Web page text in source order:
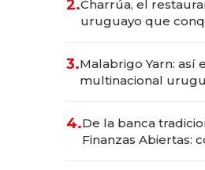
millones
2.Charrúa, el
uruguayo que
anticipación y
3.Malabrigo Yarn: así
multinacional
4.De la banca
Finanzas Abiertas: